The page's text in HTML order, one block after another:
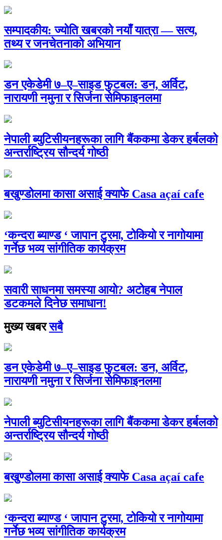
सम्पादकीय: ज्योति खबरको नयाँ यात्रा — सत्य,
तथ्य र जनचेतनाको अभियान
डन एकेडेमी ७–ए–साइड फुटबल: डन, अर्विट,
नारायणी नमुना र सिर्जना सेमिफाइनलमा
नेपाली ब्युटिसीयनहरूका लागि बैंककमा डेकर हर्बलको
अन्तर्राष्ट्रिय सौन्दर्य गोष्ठी
बखुण्डोलमा कासा असाई क्याफे Casa açaí cafe
‘कन्दरा ब्याण्ड ‘ जापान टुरमा, टोकियो र नागोयामा
गर्नेछ भव्य सांगीतिक कार्यक्रम
सवारी साधनमा समस्या आयो? अटोहब नेपाल
डटकमले दिनेछ समाधान!
मुख्य खबर सबै
डन एकेडेमी ७–ए–साइड फुटबल: डन, अर्विट,
नारायणी नमुना र सिर्जना सेमिफाइनलमा
नेपाली ब्युटिसीयनहरूका लागि बैंककमा डेकर हर्बलको
अन्तर्राष्ट्रिय सौन्दर्य गोष्ठी
बखुण्डोलमा कासा असाई क्याफे Casa açaí cafe
‘कन्दरा ब्याण्ड ‘ जापान टुरमा, टोकियो र नागोयामा
गर्नेछ भव्य सांगीतिक कार्यक्रम